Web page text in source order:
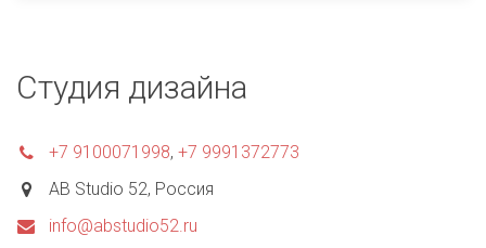
Студия дизайна
+7 9100071998, +7 9991372773
AB Studio 52, Россия
info@abstudio52.ru